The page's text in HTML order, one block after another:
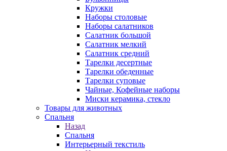
Кружки
Наборы столовые
Наборы салатников
Салатник большой
Салатник мелкий
Салатник средний
Тарелки десертные
Тарелки обеденные
Тарелки суповые
Чайные, Кофейные наборы
Миски керамика, стекло
Товары для животных
Спальня
Назад
Спальня
Интерьерный текстиль